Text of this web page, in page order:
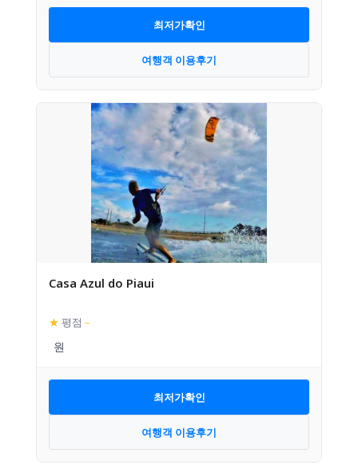
최저가확인
여행객 이용후기
Casa Azul do Piaui
★ 평점 –
최저가확인
여행객 이용후기